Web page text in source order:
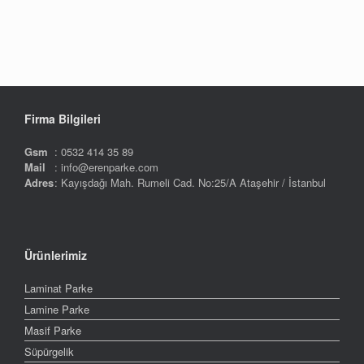
Firma Bilgileri
Gsm : 0532 414 35 89
Mail
: info@erenparke.com
Adres: Kayışdağı Mah. Rumeli Cad. No:25/A Ataşehir / İstanbul
Ürünlerimiz
Laminat Parke
Lamine Parke
Masif Parke
Süpürgelik